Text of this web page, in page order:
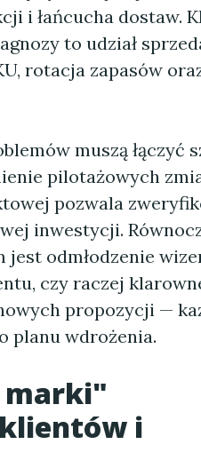
i łańcucha dostaw.
to udział
rotacja zapasów
muszą łączyć
pilotażowych
pozwala
inwestycji.
odmłodzenie
czy raczej
propozycji —
planu wdrożenia.
marki"
i